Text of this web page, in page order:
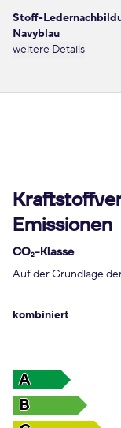
Stoff-
Navyblau
weitere Details
Emissionen
CO2-Klasse
Auf der Grundlage
kombiniert
A
B